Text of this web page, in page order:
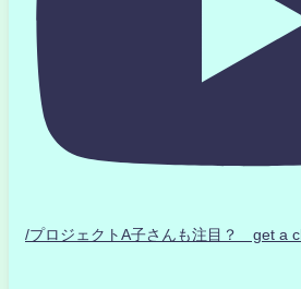
/プロジェクトA子さんも注目？ get a